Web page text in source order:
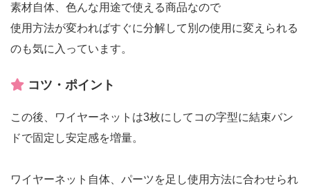
素材自体、色んな用途で使える商品なので
使用方法が変わればすぐに分解して別の使用に変えられる
のも気に入っています。
コツ・ポイント
この後、ワイヤーネットは3枚にしてコの字型に結束バン
ドで固定し安定感を増量。
ワイヤーネット自体、パーツを足し使用方法に合わせられ